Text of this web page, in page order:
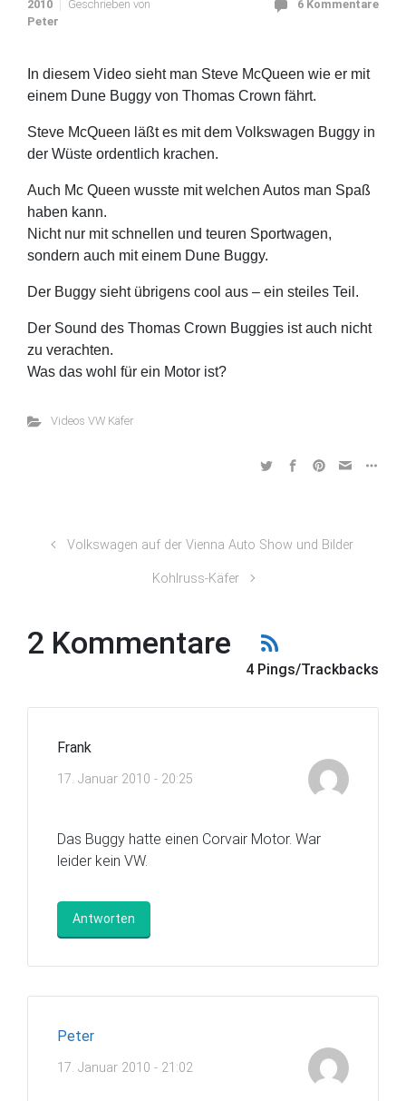
2010
Geschrieben von
Peter
6 Kommentare
In diesem Video sieht man Steve McQueen wie er mit
einem Dune Buggy von Thomas Crown fährt.
Steve McQueen läßt es mit dem Volkswagen Buggy in
der Wüste ordentlich krachen.
Auch Mc Queen wusste mit welchen Autos man Spaß
haben kann.
Nicht nur mit schnellen und teuren Sportwagen,
sondern auch mit einem Dune Buggy.
Der Buggy sieht übrigens cool aus – ein steiles Teil.
Der Sound des Thomas Crown Buggies ist auch nicht
zu verachten.
Was das wohl für ein Motor ist?
Videos VW Käfer
Volkswagen auf der Vienna Auto Show und Bilder
Kohlruss-Käfer
2 Kommentare
4 Pings/Trackbacks
Frank
17. Januar 2010 - 20:25
Das Buggy hatte einen Corvair Motor. War
leider kein VW.
Antworten
Peter
17. Januar 2010 - 21:02